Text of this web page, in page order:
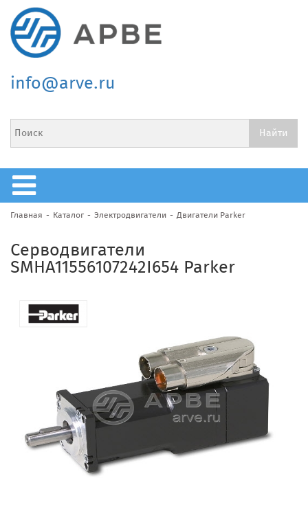
info@arve.ru
Главная Каталог Электродвигатели Двигатели Parker
Серводвигатели
SMHA11556107242I654 Parker